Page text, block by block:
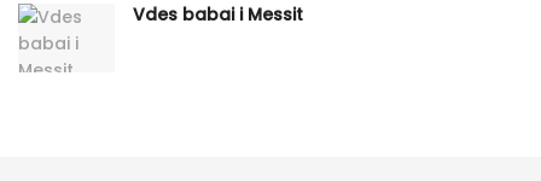
Vdes babai i Messit